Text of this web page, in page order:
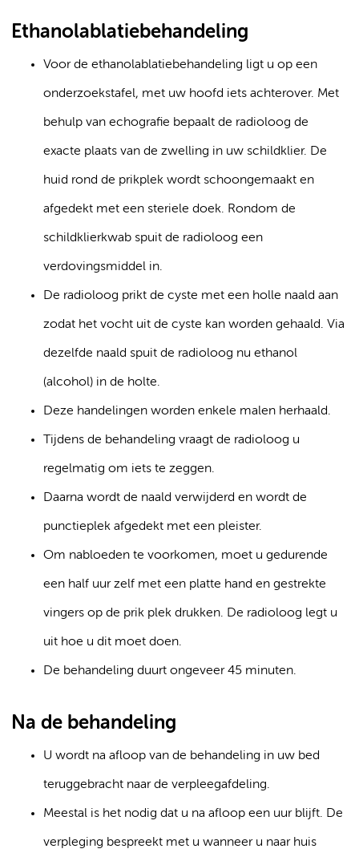
Ethanolablatiebehandeling
Voor de ethanolablatiebehandeling ligt u op een
onderzoekstafel, met uw hoofd iets achterover. Met
behulp van echografie bepaalt de radioloog de
exacte plaats van de zwelling in uw schildklier. De
huid rond de prikplek wordt schoongemaakt en
afgedekt met een steriele doek. Rondom de
schildklierkwab spuit de radioloog een
verdovingsmiddel in.
De radioloog prikt de cyste met een holle naald aan
zodat het vocht uit de cyste kan worden gehaald. Via
dezelfde naald spuit de radioloog nu ethanol
(alcohol) in de holte.
Deze handelingen worden enkele malen herhaald.
Tijdens de behandeling vraagt de radioloog u
regelmatig om iets te zeggen.
Daarna wordt de naald verwijderd en wordt de
punctieplek afgedekt met een pleister.
Om nabloeden te voorkomen, moet u gedurende
een half uur zelf met een platte hand en gestrekte
vingers op de prik plek drukken. De radioloog legt u
uit hoe u dit moet doen.
De behandeling duurt ongeveer 45 minuten.
Na de behandeling
U wordt na afloop van de behandeling in uw bed
teruggebracht naar de verpleegafdeling.
Meestal is het nodig dat u na afloop een uur blijft. De
verpleging bespreekt met u wanneer u naar huis